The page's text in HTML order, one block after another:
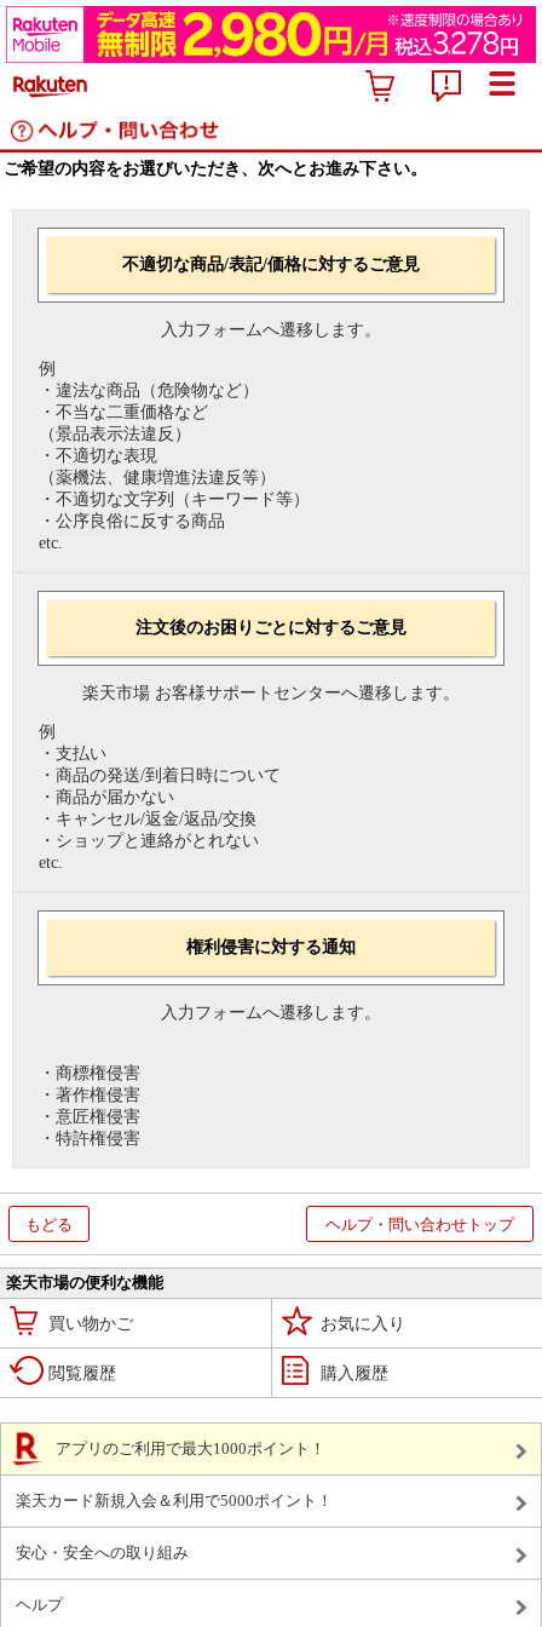
ご希望の内容をお選びいただき、次へとお進み下さい。
不適切な商品/表記/価格に対するご意見
入力フォームへ遷移します。
例
・違法な商品（危険物など）
・不当な二重価格など
（景品表示法違反）
・不適切な表現
（薬機法、健康増進法違反等）
・不適切な文字列（キーワード等）
・公序良俗に反する商品
etc.
注文後のお困りごとに対するご意見
楽天市場 お客様サポートセンターへ遷移します。
例
・支払い
・商品の発送/到着日時について
・商品が届かない
・キャンセル/返金/返品/交換
・ショップと連絡がとれない
etc.
権利侵害に対する通知
入力フォームへ遷移します。
・商標権侵害
・著作権侵害
・意匠権侵害
・特許権侵害
もどる ヘルプ・問い合わせトップ
楽天市場の便利な機能
買い物かご お気に入り
閲覧履歴 購入履歴
アプリのご利用で最大1000ポイント！
楽天カード新規入会＆利用で5000ポイント！
安心・安全への取り組み
ヘルプ